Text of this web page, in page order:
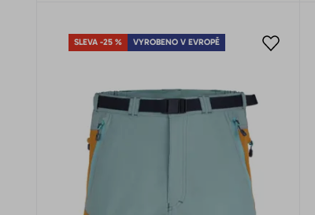
SLEVA -25 % VYROBENO V EVROPĚ